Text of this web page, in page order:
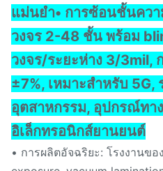
แม่นยำ• การซ้อนชั้นคว
วงจร 2-48 ชั้น พร้อม
วงจร/ระยะห่าง 3/
±7%, เหมาะสำหรับ 5G,
อุตสาหกรรม, อุปกรณ์ทา
อิเล็กทรอนิกส์ยานยนต์
• การผลิตอัจฉริยะ: โรงงานข